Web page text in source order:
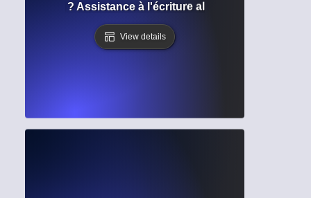
? Assistance à l'écriture alimentée par l'IA
View details